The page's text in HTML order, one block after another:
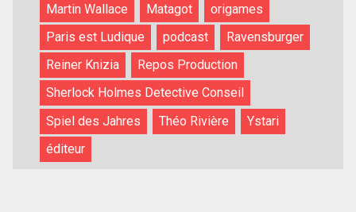
Martin Wallace
Matagot
origames
Paris est Ludique
podcast
Ravensburger
Reiner Knizia
Repos Production
Sherlock Holmes Detective Conseil
Spiel des Jahres
Théo Rivière
Ystari
éditeur